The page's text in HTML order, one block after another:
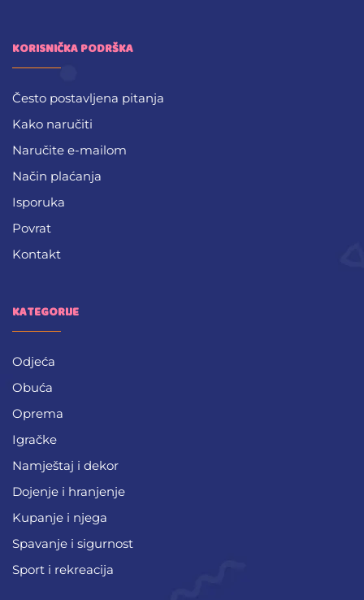
KORISNIČKA PODRŠKA
Često postavljena pitanja
Kako naručiti
Naručite e-mailom
Način plaćanja
Isporuka
Povrat
Kontakt
KATEGORIJE
Odjeća
Obuća
Oprema
Igračke
Namještaj i dekor
Dojenje i hranjenje
Kupanje i njega
Spavanje i sigurnost
Sport i rekreacija